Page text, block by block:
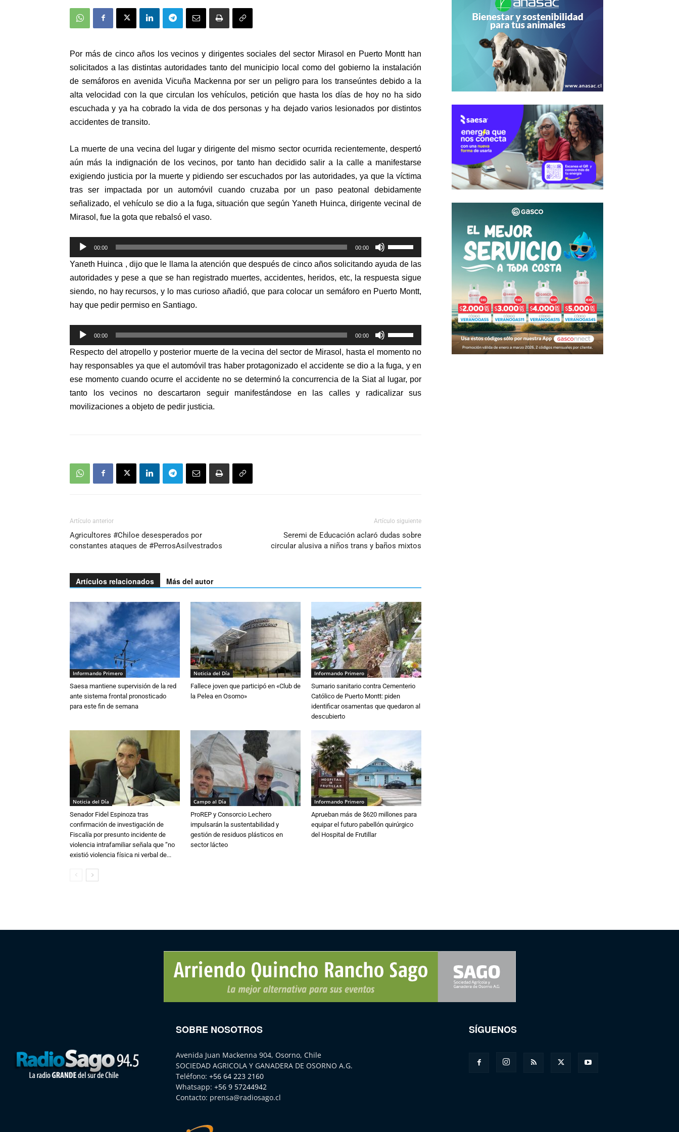
Por más de cinco años los vecinos y dirigentes sociales del sector Mirasol en Puerto Montt han
solicitados a las distintas autoridades tanto del municipio local como del gobierno la instalación
de semáforos en avenida Vicuña Mackenna por ser un peligro para los transeúntes debido a la
alta velocidad con la que circulan los vehículos, petición que hasta los días de hoy no ha sido
escuchada y ya ha cobrado la vida de dos personas y ha dejado varios lesionados por distintos
accidentes de transito.
La muerte de una vecina del lugar y dirigente del mismo sector ocurrida recientemente, despertó
aún más la indignación de los vecinos, por tanto han decidido salir a la calle a manifestarse
exigiendo justicia por la muerte y pidiendo ser escuchados por las autoridades, ya que la víctima
tras ser impactada por un automóvil cuando cruzaba por un paso peatonal debidamente
señalizado, el vehículo se dio a la fuga, situación que según Yaneth Huinca, dirigente vecinal de
Mirasol, fue la gota que rebalsó el vaso.
Reproductor
de
audio
00:00 00:00
las
teclas
de
flecha
aumentar
o
disminuir
el
Yaneth Huinca , dijo que le llama la atención que después de cinco años solicitando ayuda de las
autoridades y pese a que se han registrado muertes, accidentes, heridos, etc, la respuesta sigue
siendo, no hay recursos, y lo mas curioso añadió, que para colocar un semáforo en Puerto Montt,
hay que pedir permiso en Santiago.
Reproductor
de
audio
00:00 00:00
las
teclas
de
flecha
arriba/abajo
Respecto del atropello y posterior muerte de la vecina del sector de Mirasol, hasta el momento no
hay responsables ya que el automóvil tras haber protagonizado el accidente se dio a la fuga, y en
ese momento cuando ocurre el accidente no se determinó la concurrencia de la Siat al lugar, por
tanto los vecinos no descartaron seguir manifestándose en las calles y radicalizar sus
movilizaciones a objeto de pedir justicia.
Artículo anterior
Agricultores #Chiloe desesperados por
constantes ataques de #PerrosAsilvestrados
Artículo siguiente
Seremi de Educación aclaró dudas sobre
circular alusiva a niños trans y baños mixtos
Artículos relacionados Más del autor
Informando Primero
Saesa mantiene supervisión de la red
ante sistema frontal pronosticado
para este fin de semana
Noticia del Día
Fallece joven que participó en «Club de
la Pelea en Osorno»
Informando Primero
Sumario sanitario contra Cementerio
Católico de Puerto Montt: piden
identificar osamentas que quedaron al
descubierto
Noticia del Día
Senador Fidel Espinoza tras
confirmación de investigación de
Fiscalía por presunto incidente de
violencia intrafamiliar señala que “no
existió violencia física ni verbal de...
Campo al Día
ProREP y Consorcio Lechero
impulsarán la sustentabilidad y
gestión de residuos plásticos en
sector lácteo
Informando Primero
Aprueban más de $620 millones para
equipar el futuro pabellón quirúrgico
del Hospital de Frutillar
SOBRE NOSOTROS
Avenida Juan Mackenna 904, Osorno, Chile
SOCIEDAD AGRICOLA Y GANADERA DE OSORNO A.G.
Teléfono: +56 64 223 2160
Whatsapp: +56 9 57244942
Contacto: prensa@radiosago.cl
SÍGUENOS